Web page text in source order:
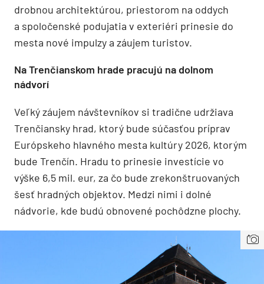
drobnou architektúrou, priestorom na oddych
a spoločenské podujatia v exteriéri prinesie do
mesta nové impulzy a záujem turistov.
Na Trenčianskom hrade pracujú na dolnom
nádvorí
Veľký záujem návštevníkov si tradične udržiava
Trenčiansky hrad, ktorý bude súčasťou príprav
Európskeho hlavného mesta kultúry 2026, ktorým
bude Trenčín. Hradu to prinesie investície vo
výške 6,5 mil. eur, za čo bude zrekonštruovaných
šesť hradných objektov. Medzi nimi i dolné
nádvorie, kde budú obnovené pochôdzne plochy.